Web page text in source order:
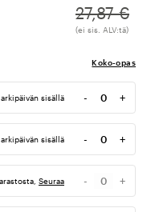
27,87 €
(ei sis. ALV:tä)
Koko-opas
sisällä -
Määrä
+
sisällä -
Määrä
+
Seuraa -
Määrä
+